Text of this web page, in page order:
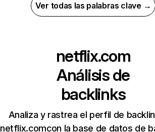
Ver todas las palabras clave →
netflix.com
Análisis de
backlinks
Analiza y rastrea el perfil de
netflix.comcon la base de datos de